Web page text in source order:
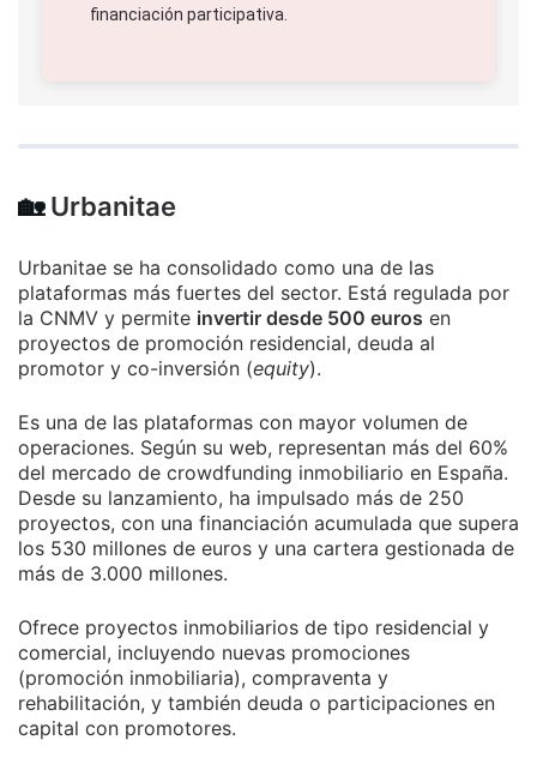
financiación participativa.
🏡Urbanitae
Urbanitae se ha consolidado como una de las
plataformas más fuertes del sector. Está regulada por
la CNMV y permite invertir desde 500 euros en
proyectos de promoción residencial, deuda al
promotor y co-inversión (equity).
Es una de las plataformas con mayor volumen de
operaciones. Según su web, representan más del 60%
del mercado de crowdfunding inmobiliario en España.
Desde su lanzamiento, ha impulsado más de 250
proyectos, con una financiación acumulada que supera
los 530 millones de euros y una cartera gestionada de
más de 3.000 millones.
Ofrece proyectos inmobiliarios de tipo residencial y
comercial, incluyendo nuevas promociones
(promoción inmobiliaria), compraventa y
rehabilitación, y también deuda o participaciones en
capital con promotores.